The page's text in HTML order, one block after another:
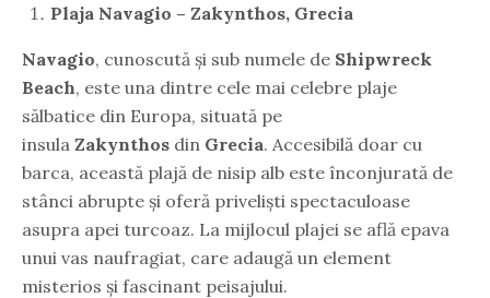
Plaja Navagio – Zakynthos, Grecia
Navagio, cunoscută și sub numele de Shipwreck
Beach, este una dintre cele mai celebre plaje
sălbatice din Europa, situată pe
insula Zakynthos din Grecia. Accesibilă doar cu
barca, această plajă de nisip alb este înconjurată de
stânci abrupte și oferă priveliști spectaculoase
asupra apei turcoaz. La mijlocul plajei se află epava
unui vas naufragiat, care adaugă un element
misterios și fascinant peisajului.